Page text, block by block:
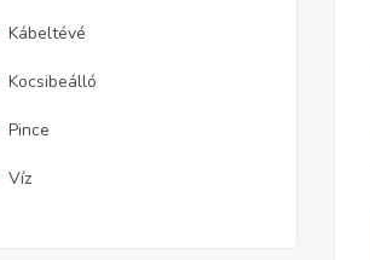
Kábeltévé
Kocsibeálló
Pince
Víz